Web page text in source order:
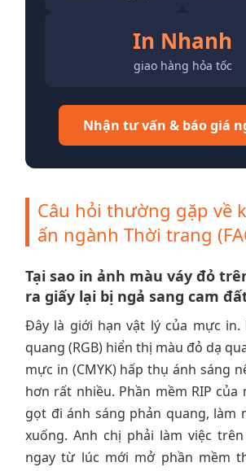
In Nhanh
giao hàng hỏa tốc
Nhận tư vấn & báo giá
Câu hỏi thường gặp về
ấn ngành Thời trang
Tại sao in ảnh màu váy đỏ
ra giấy lại bị ngả sang cam
Đây là giới hạn vật lý của mực
quang (RGB) hiển thị màu đỏ dạ
mực in (CMYK) hấp thụ ánh sáng
hơn rất nhiều. Phần mềm RIP
gọt đi ánh sáng phản quang, làm
xuống. Anh chị phải làm việc trên
ngay từ lúc mới mở phần mềm